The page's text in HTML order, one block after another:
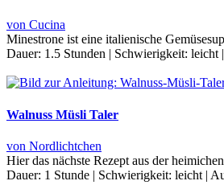
von Cucina
Minestrone ist eine italienische
Dauer: 1.5 Stunden | Schwierigkeit: leicht |
Walnuss Müsli Taler
von Nordlichtchen
Hier das nächste Rezept aus der
Dauer: 1 Stunde | Schwierigkeit: leicht |